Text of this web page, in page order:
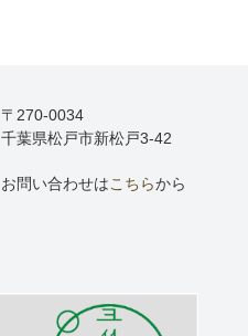
〒270-0034
千葉県松戸市新松戸3-42
お問い合わせはこちらから